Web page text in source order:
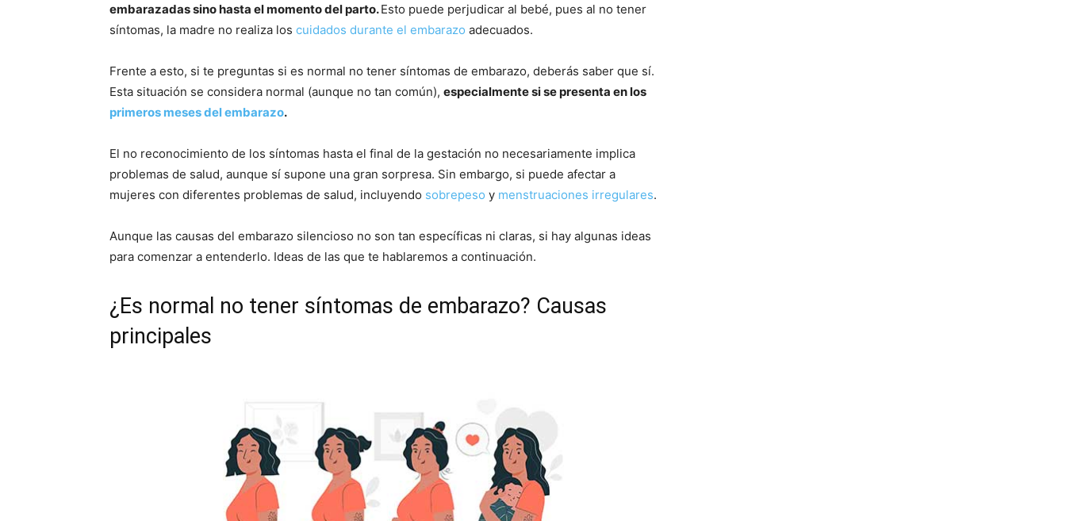
embarazadas sino hasta el momento del parto.Esto puede perjudicar al bebé, pues al no tener
síntomas, la madre no realiza los cuidados durante el embarazo adecuados.
Frente a esto, si te preguntas si es normal no tener síntomas de embarazo, deberás saber que sí.
Esta situación se considera normal (aunque no tan común), especialmente si se presenta en los
primeros meses del embarazo.
El no reconocimiento de los síntomas hasta el final de la gestación no necesariamente implica
problemas de salud, aunque sí supone una gran sorpresa. Sin embargo, si puede afectar a
mujeres con diferentes problemas de salud, incluyendo sobrepeso y menstruaciones irregulares.
Aunque las causas del embarazo silencioso no son tan específicas ni claras, si hay algunas ideas
para comenzar a entenderlo. Ideas de las que te hablaremos a continuación.
¿Es normal no tener síntomas de embarazo? Causas
principales